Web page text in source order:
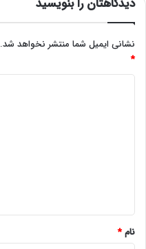
دیدگاهتان را بنویسید
نشانی ایمیل شما منتشر نخواهد شد.
*
نام*